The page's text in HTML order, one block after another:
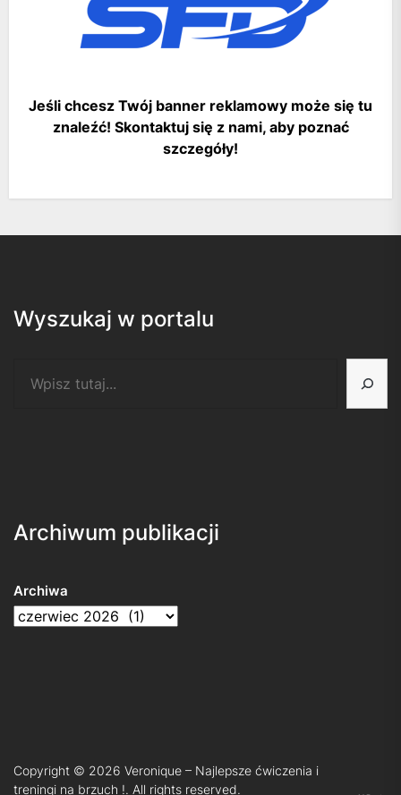
Jeśli chcesz Twój banner reklamowy może się tu
znaleźć! Skontaktuj się z nami, aby poznać
szczegóły!
Wyszukaj w portalu
Archiwum publikacji
Archiwa
Copyright © 2026 Veronique – Najlepsze ćwiczenia i
treningi na brzuch !. All rights reserved.